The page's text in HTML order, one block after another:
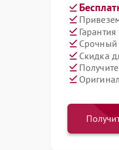
Срочный
Скидка